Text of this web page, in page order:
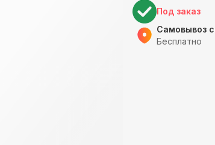
Под заказ
Самовывоз
Бесплатно